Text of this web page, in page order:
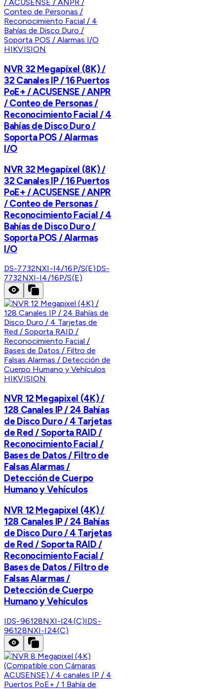
HIKVISION
NVR 32 Megapíxel (8K) /
32 Canales IP / 16 Puertos
PoE+ / ACUSENSE / ANPR
/ Conteo de Personas /
Reconocimiento Facial / 4
Bahías de Disco Duro /
Soporta POS / Alarmas
I/O
NVR 32 Megapíxel (8K) /
32 Canales IP / 16 Puertos
PoE+ / ACUSENSE / ANPR
/ Conteo de Personas /
Reconocimiento Facial / 4
Bahías de Disco Duro /
Soporta POS / Alarmas
I/O
DS-7732NXI-I4/16P/S(E)DS-
7732NXI-I4/16P/S(E)
HIKVISION
NVR 12 Megapixel (4K) /
128 Canales IP / 24 Bahías
de Disco Duro / 4 Tarjetas
de Red / Soporta RAID /
Reconocimiento Facial /
Bases de Datos / Filtro de
Falsas Alarmas /
Detección de Cuerpo
Humano y Vehículos
NVR 12 Megapixel (4K) /
128 Canales IP / 24 Bahías
de Disco Duro / 4 Tarjetas
de Red / Soporta RAID /
Reconocimiento Facial /
Bases de Datos / Filtro de
Falsas Alarmas /
Detección de Cuerpo
Humano y Vehículos
IDS-96128NXI-I24(C)IDS-
96128NXI-I24(C)